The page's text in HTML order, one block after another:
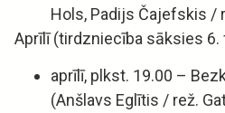
Hols, Padijs Čajefskis /
Aprīlī (tirdzniecība sāksies 6.
aprīlī, plkst. 19.00 –
(Anšlavs Eglītis / rež.